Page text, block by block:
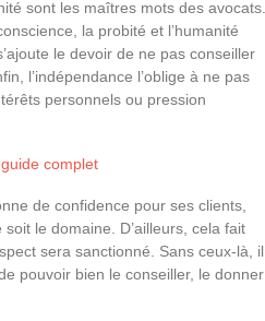
sont les maîtres mots des avocats.
la probité et l’humanité
le devoir de ne pas conseiller
l’indépendance l’oblige à ne pas
personnels ou pression
complet
de confidence pour ses clients,
le domaine. D’ailleurs, cela fait
sera sanctionné. Sans ceux-là, il
pouvoir bien le conseiller, le donner